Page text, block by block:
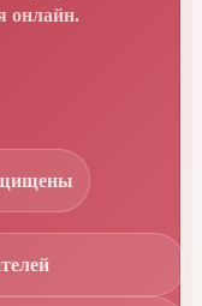
онлайн.